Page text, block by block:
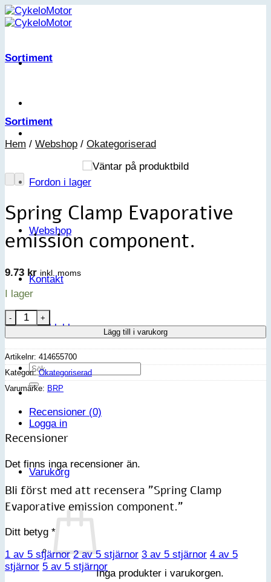
Skip
to
Fordon i lager
Webshop
Kontakt
VIP-klubb
Sök
efter:
Logga in
Varukorg
Inga produkter i varukorgen.
Sortiment
Sortiment
Hem / Webshop / Okategoriserad
Spring Clamp Evaporative
emission component.
9.73 kr inkl. moms
I lager
Spring Clamp Evaporative emission component. mängd
Lägg till i varukorg
Artikelnr: 414655700
Kategori:Okategoriserad
Varumärke: BRP
Recensioner (0)
Recensioner
Det finns inga recensioner än.
Bli först med att recensera ”Spring Clamp
Evaporative emission component.”
Ditt betyg *
1 av 5 stjärnor 2 av 5 stjärnor 3 av 5 stjärnor 4 av 5
stjärnor 5 av 5 stjärnor